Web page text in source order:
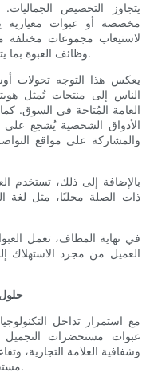
يتجاوز التخصيص
مخصصة أو عبوات معيارية
لاستيعاب مجموعات
وظائف العبوة بما يتناسب مع عاداتهم أو تفضيلاتهم الشخصية.
يعكس هذا التوجه تحولات
الناس إلى منتجات تُمثل
العامة المُتاحة في السوق.
الأذواق الشخصية يُشجع على
والمشاركة على مواقع
بالإضافة إلى ذلك، تستخدم
ذات الصلة محليًا، مثل لغة
في نهاية المطاف، تعمل
العميل من مجرد الاستهلاك
حلول
مع استمرار تداخل
عبوات مستحضرات التجميل
وشفافية العلامة التجارية،
مستقبليًا يضيف قيمة تتجاوز الاحتواء التقليدي.